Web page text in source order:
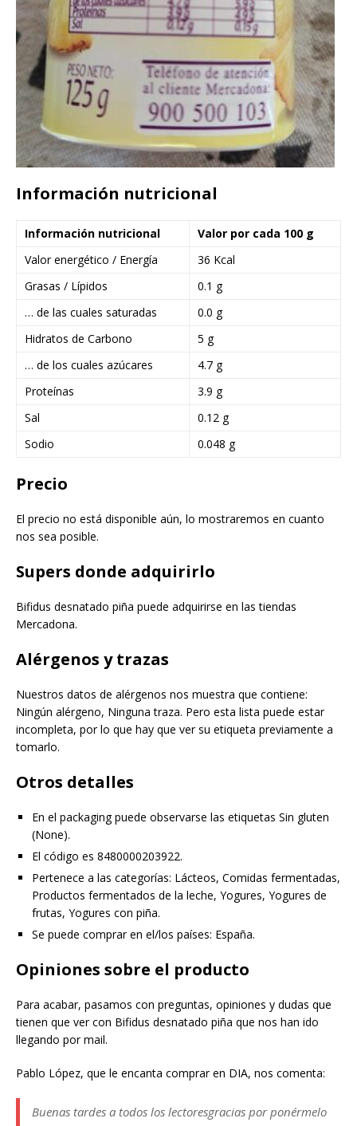
Información nutricional
Información nutricional
Valor por cada 100 g
Valor energético / Energía
36 Kcal
Grasas / Lípidos
0.1 g
… de las cuales saturadas
0.0 g
Hidratos de Carbono
5 g
… de los cuales azúcares
4.7 g
Proteínas
3.9 g
Sal
0.12 g
Sodio
0.048 g
Precio
El precio no está disponible aún, lo mostraremos en cuanto
nos sea posible.
Supers donde adquirirlo
Bifidus desnatado piña puede adquirirse en las tiendas
Mercadona.
Alérgenos y trazas
Nuestros datos de alérgenos nos muestra que contiene:
Ningún alérgeno, Ninguna traza. Pero esta lista puede estar
incompleta, por lo que hay que ver su etiqueta previamente a
tomarlo.
Otros detalles
En el packaging puede observarse las etiquetas Sin gluten
(None).
El código es 8480000203922.
Pertenece a las categorías: Lácteos, Comidas fermentadas,
Productos fermentados de la leche, Yogures, Yogures de
frutas, Yogures con piña.
Se puede comprar en el/los países: España.
Opiniones sobre el producto
Para acabar, pasamos con preguntas, opiniones y dudas que
tienen que ver con Bifidus desnatado piña que nos han ido
llegando por mail.
Pablo López, que le encanta comprar en DIA, nos comenta:
Buenas tardes a todos los lectoresgracias por ponérmelo